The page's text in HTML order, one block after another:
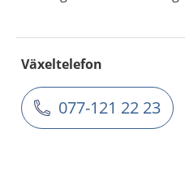
Växeltelefon
077-121 22 23